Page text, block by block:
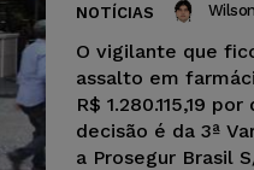
NOTÍCIAS
O vigilante que
assalto em
R$ 1.280.115,19
decisão é da 3ª
a Prosegur Brasil